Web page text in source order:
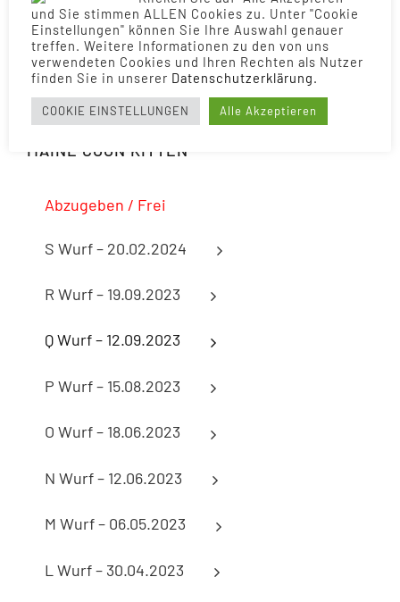
MAINE COON KITTEN
Abzugeben / Frei
S Wurf – 20.02.2024
R Wurf – 19.09.2023
Q Wurf – 12.09.2023
P Wurf – 15.08.2023
O Wurf – 18.06.2023
N Wurf – 12.06.2023
M Wurf – 06.05.2023
L Wurf – 30.04.2023
und Sie stimmen ALLEN Cookies zu. Unter "Cookie
Einstellungen" können Sie Ihre Auswahl genauer
treffen. Weitere Informationen zu den von uns
verwendeten Cookies und Ihren Rechten als Nutzer
finden Sie in unserer Daten­schutz­erklärung.
COOKIE EINSTELLUNGEN Alle Akzeptieren